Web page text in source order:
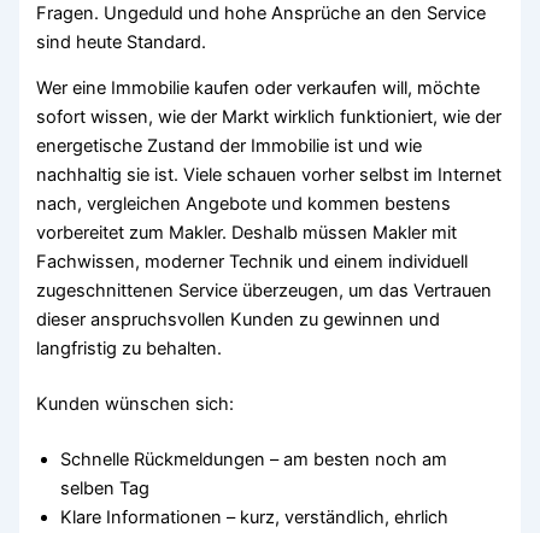
Fragen. Ungeduld und hohe Ansprüche an den Service
sind heute Standard.
Wer eine Immobilie kaufen oder verkaufen will, möchte
sofort wissen, wie der Markt wirklich funktioniert, wie der
energetische Zustand der Immobilie ist und wie
nachhaltig sie ist. Viele schauen vorher selbst im Internet
nach, vergleichen Angebote und kommen bestens
vorbereitet zum Makler. Deshalb müssen Makler mit
Fachwissen, moderner Technik und einem individuell
zugeschnittenen Service überzeugen, um das Vertrauen
dieser anspruchsvollen Kunden zu gewinnen und
langfristig zu behalten.
Kunden wünschen sich:
Schnelle Rückmeldungen – am besten noch am
selben Tag
Klare Informationen – kurz, verständlich, ehrlich